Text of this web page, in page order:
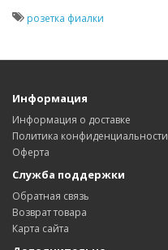
розетка фиалки
Информация
Информация о доставке
Политика конфиденциальности
Оферта
Служба поддержки
Обратная связь
Возврат товара
Карта сайта